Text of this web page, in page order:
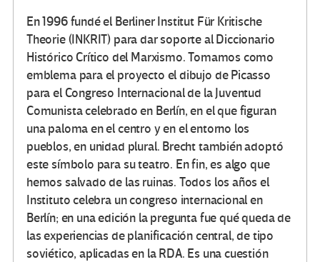
En 1996 fundé el Berliner Institut Für Kritische
Theorie (INKRIT) para dar soporte al Diccionario
Histórico Crítico del Marxismo. Tomamos como
emblema para el proyecto el dibujo de Picasso
para el Congreso Internacional de la Juventud
Comunista celebrado en Berlín, en el que figuran
una paloma en el centro y en el entorno los
pueblos, en unidad plural. Brecht también adoptó
este símbolo para su teatro. En fin, es algo que
hemos salvado de las ruinas. Todos los años el
Instituto celebra un congreso internacional en
Berlín; en una edición la pregunta fue qué queda de
las experiencias de planificación central, de tipo
soviético, aplicadas en la RDA. Es una cuestión